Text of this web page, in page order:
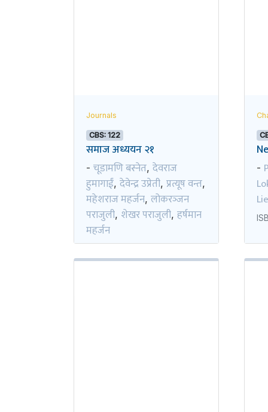
Journals
CBS: 122
समाज अध्ययन २१
- चूडामणि बस्नेत, देवराज
हुमागाईं, देवेन्द्र उप्रेती, प्रत्यूष वन्त,
महेशराज महर्जन, लोकरञ्‍जन
पराजुली, शेखर पराजुली, हर्षमान
महर्जन
-